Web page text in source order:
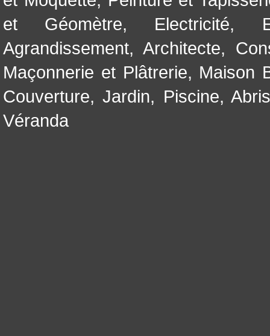
et Géomètre, Electricité,
Agrandissement, Architecte,
Maçonnerie et Plâtrerie, Maison
Couverture,Jardin, Piscine,
Véranda